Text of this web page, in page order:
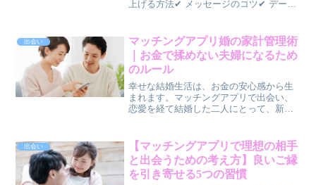
上げる方法✔ メッセージのコツ✔ デート
の作り方について解説してきました。で
は結局、👉 ...
出会い
マッチングアプリ婚の家計管理術
｜お金で揉めない夫婦になるため
のルール
幸せな結婚生活は、お金の安心感から生
まれます。マッチングアプリで出会い、
恋愛を経て結婚した二人にとって、新生
金は一緒にする？」「お小遣い制にした
ほうがいい？」こうした話...
出会い
【マッチングアプリで理想の相手
と出会うための考え方】良いご縁
を引き寄せる5つの習慣